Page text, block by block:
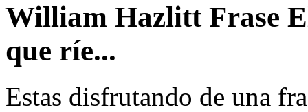
William Hazlitt Frase
que ríe...
Estas disfrutando de una